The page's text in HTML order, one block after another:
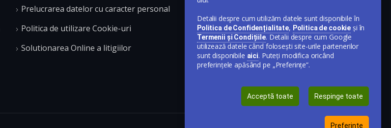
Prelucrarea datelor cu caracter personal
Politica de utilizare Cookie-uri
Solutionarea Online a litigiilor
Detalii despre cum utilizăm datele sunt disponibile în
Politica de Confidențialitate, Politica de cookie și în
Termenii și Condițiile. Detalii despre cum Google
utilizează datele când folosești site-urile partenerilor
sunt disponibile aici. Puteți modifica oricând
preferințele apăsând pe „Preferințe”.
Acceptă toate Respinge toate
Preferințe